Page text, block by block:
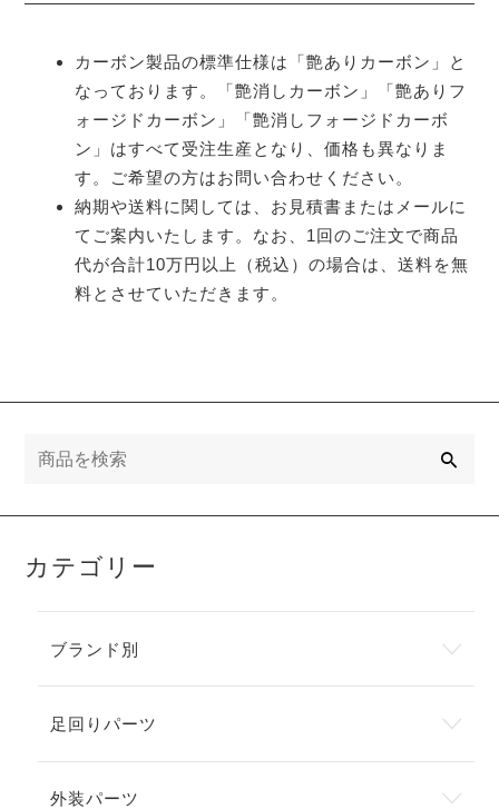
カーボン製品の標準仕様は「艶ありカーボン」と
なっております。「艶消しカーボン」「艶ありフ
ォージドカーボン」「艶消しフォージドカーボ
ン」はすべて受注生産となり、価格も異なりま
す。ご希望の方はお問い合わせください。
納期や送料に関しては、お見積書またはメールに
てご案内いたします。なお、1回のご注文で商品
代が合計10万円以上（税込）の場合は、送料を無
料とさせていただきます。
カテゴリー
ブランド別
足回りパーツ
外装パーツ